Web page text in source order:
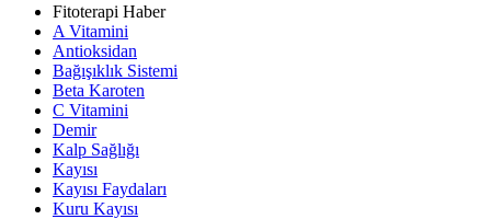
Fitoterapi Haber
A Vitamini
Antioksidan
Bağışıklık Sistemi
Beta Karoten
C Vitamini
Demir
Kalp Sağlığı
Kayısı
Kayısı Faydaları
Kuru Kayısı